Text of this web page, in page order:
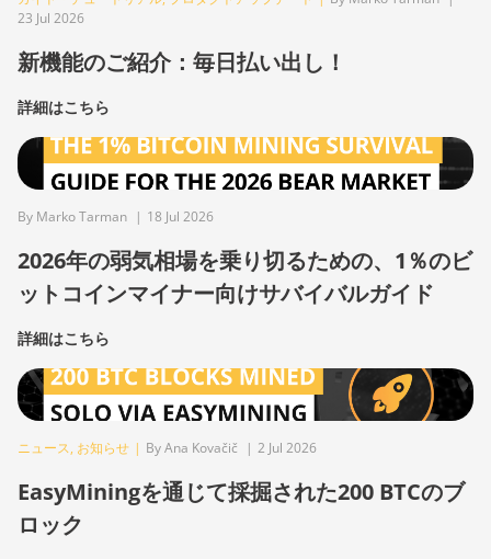
23 Jul 2026
新機能のご紹介：毎日払い出し！
詳細はこちら
By Marko Tarman | 18 Jul 2026
2026年の弱気相場を乗り切るための、1％のビ
ットコインマイナー向けサバイバルガイド
詳細はこちら
ニュース, お知らせ | By Ana Kovačič | 2 Jul 2026
EasyMiningを通じて採掘された200 BTCのブ
ロック